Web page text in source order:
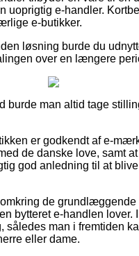
e-handler.
e-butikker.
løsning burde du
over en længere
burde man altid tage
er godkendt af e-
de danske love, samt
god anledning til at
de
bytteret e-handlen lover.
således man i fremtiden
eller dame.